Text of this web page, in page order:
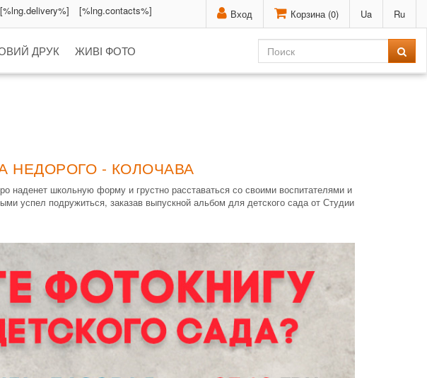
Вход Корзина (0) Ua Ru
[%lng.delivery%] [%lng.contacts%]
ДРУК ЖИВІ ФОТО
НЕДОРОГО - КОЛОЧАВА
наденет школьную форму и грустно расставаться со своими воспитателями и
успел подружиться, заказав выпускной альбом для детского сада от Студии